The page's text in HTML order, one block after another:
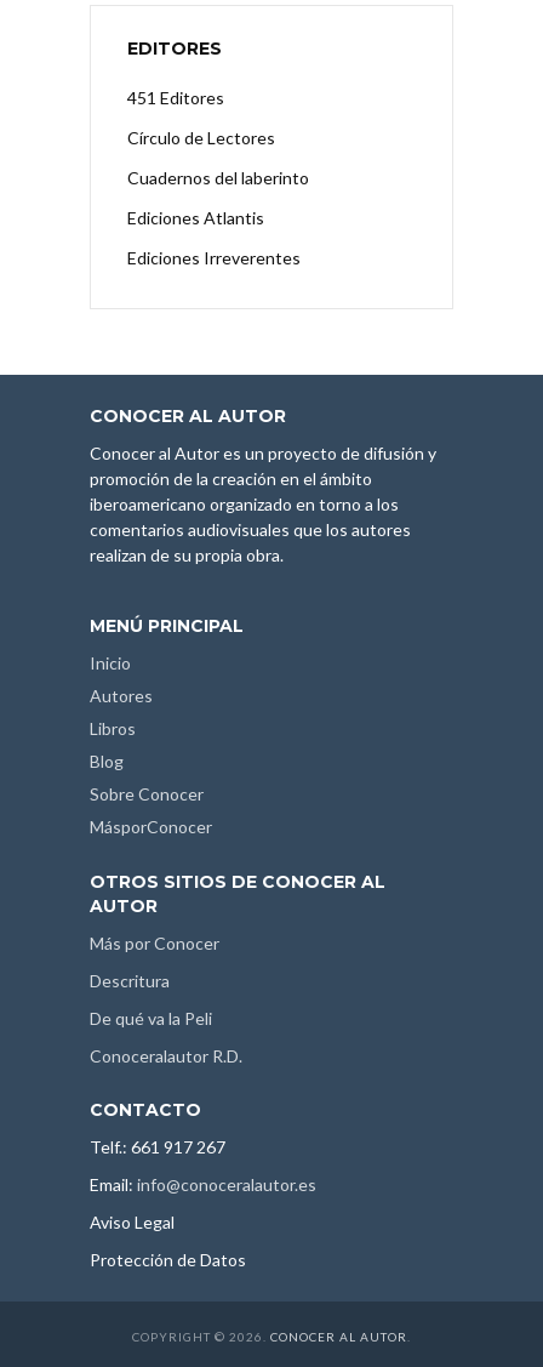
EDITORES
451 Editores
Círculo de Lectores
Cuadernos del laberinto
Ediciones Atlantis
Ediciones Irreverentes
CONOCER AL AUTOR
Conocer al Autor es un proyecto de difusión y
promoción de la creación en el ámbito
iberoamericano organizado en torno a los
comentarios audiovisuales que los autores
realizan de su propia obra.
MENÚ PRINCIPAL
Inicio
Autores
Libros
Blog
Sobre Conocer
MásporConocer
OTROS SITIOS DE CONOCER AL
AUTOR
Más por Conocer
Descritura
De qué va la Peli
Conoceralautor R.D.
CONTACTO
Telf.: 661 917 267
Email: info@conoceralautor.es
Aviso Legal
Protección de Datos
COPYRIGHT © 2026. CONOCER AL AUTOR